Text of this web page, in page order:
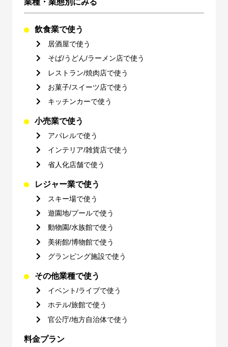
飲食業で使う
居酒屋で使う
そば/うどん/ラーメン店で使う
レストラン/焼肉店で使う
お菓子/スイーツ店で使う
キッチンカーで使う
小売業で使う
アパレルで使う
インテリア/雑貨店で使う
省人化店舗で使う
レジャー業で使う
スキー場で使う
遊園地/プールで使う
動物園/水族館で使う
美術館/博物館で使う
グランピング施設で使う
その他業種で使う
イベント/ライブで使う
ホテル/旅館で使う
官公庁/地方自治体で使う
料金プラン